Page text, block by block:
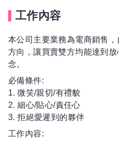
工作內容
本公司主要業務為電商銷售
方向，讓買賣雙方均能達到
念。
必備條件:
1. 微笑/親切/有禮貌
2. 細心/貼心/責任心
3. 拒絕愛遲到的夥伴
工作內容: